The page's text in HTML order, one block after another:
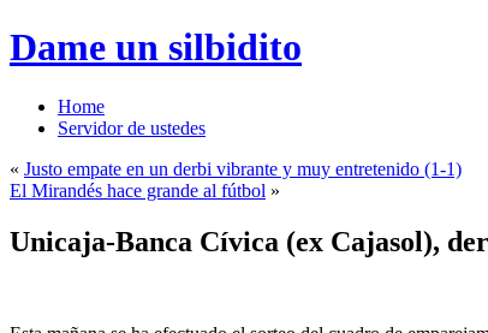
Dame un silbidito
Home
Servidor de ustedes
« Justo empate en un derbi vibrante y muy entretenido (1-1)
El Mirandés hace grande al fútbol »
Unicaja-Banca Cívica (ex Cajasol),